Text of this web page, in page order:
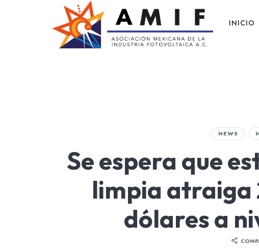
AMIF INICIO
NEWS
Se espera que
limpia atraiga
dólares a